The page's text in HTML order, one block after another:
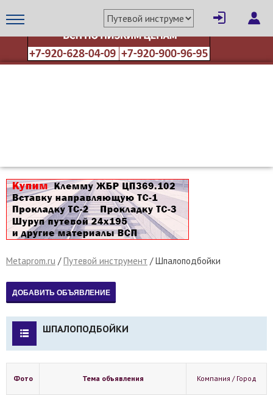
Metaprom.ru /Путевой инструмент /Шпалоподбойки
ШПАЛОПОДБОЙКИ
Фото Тема объявления Компания / Город